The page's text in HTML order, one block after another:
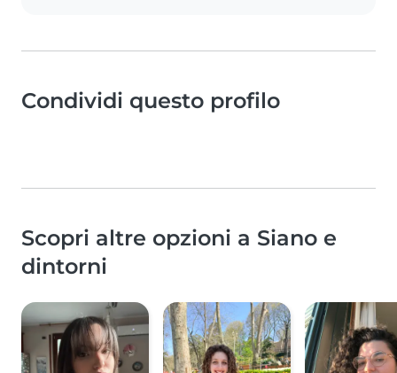
Condividi questo profilo
Scopri altre opzioni a Siano e
dintorni